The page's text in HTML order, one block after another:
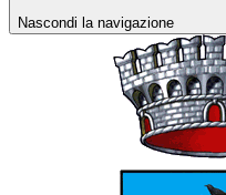
Nascondi la navigazione